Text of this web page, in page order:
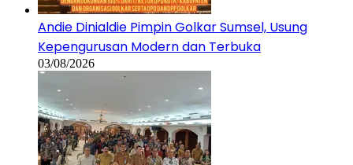
Andie Dinialdie Pimpin Golkar Sumsel, Usung
Kepengurusan Modern dan Terbuka
03/08/2026